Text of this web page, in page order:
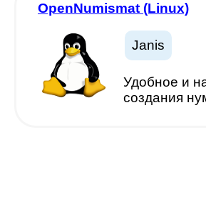
OpenNumismat (Linux)
Janis
Удобное и
создания